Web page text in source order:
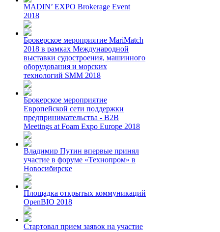
MADIN’ EXPO Brokerage Event
2018
Брокерское мероприятие MariMatch
2018 в рамках Международной
выставки судостроения, машинного
оборудования и морских
технологий SMM 2018
Брокерское мероприятие
Европейской сети поддержки
предпринимательства - B2B
Meetings at Foam Expo Europe 2018
Владимир Путин впервые принял
участие в форуме «Технопром» в
Новосибирске
Площадка открытых коммуникаций
OpenBIO 2018
Стартовал прием заявок на участие